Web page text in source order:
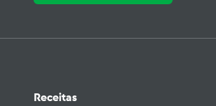
Receitas